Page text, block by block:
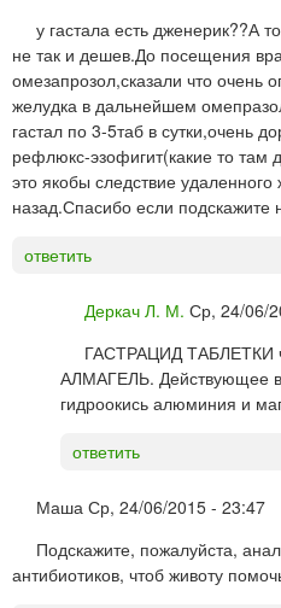
у гастала есть дженерик??А
не так и дешев.До посещения
омезапрозол,сказали что очень
желудка в дальнейшем
гастал по 3-5таб в сутки,очень
рефлюкс-эзофигит(какие то там
это якобы следствие
назад.Спасибо если подскажите
ответить
Деркач Л. М. Ср, 24/06/
ГАСТРАЦИД ТАБЛЕТКИ
АЛМАГЕЛЬ. Действующее
гидроокись алюминия и
ответить
Маша Ср, 24/06/2015 - 23:47
Подскажите, пожалуйста,
антибиотиков, чтоб животу